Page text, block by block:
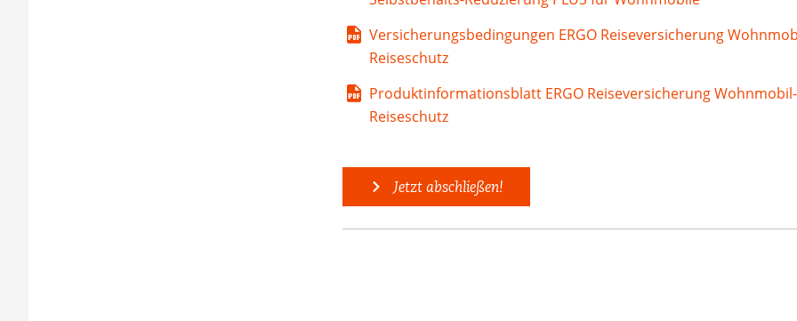
Versicherungsbedingungen ERGO Reiseversicherung
Reiseschutz
Produktinformationsblatt ERGO Reiseversicherung Wohnmobil-
Reiseschutz
Jetzt abschließen!